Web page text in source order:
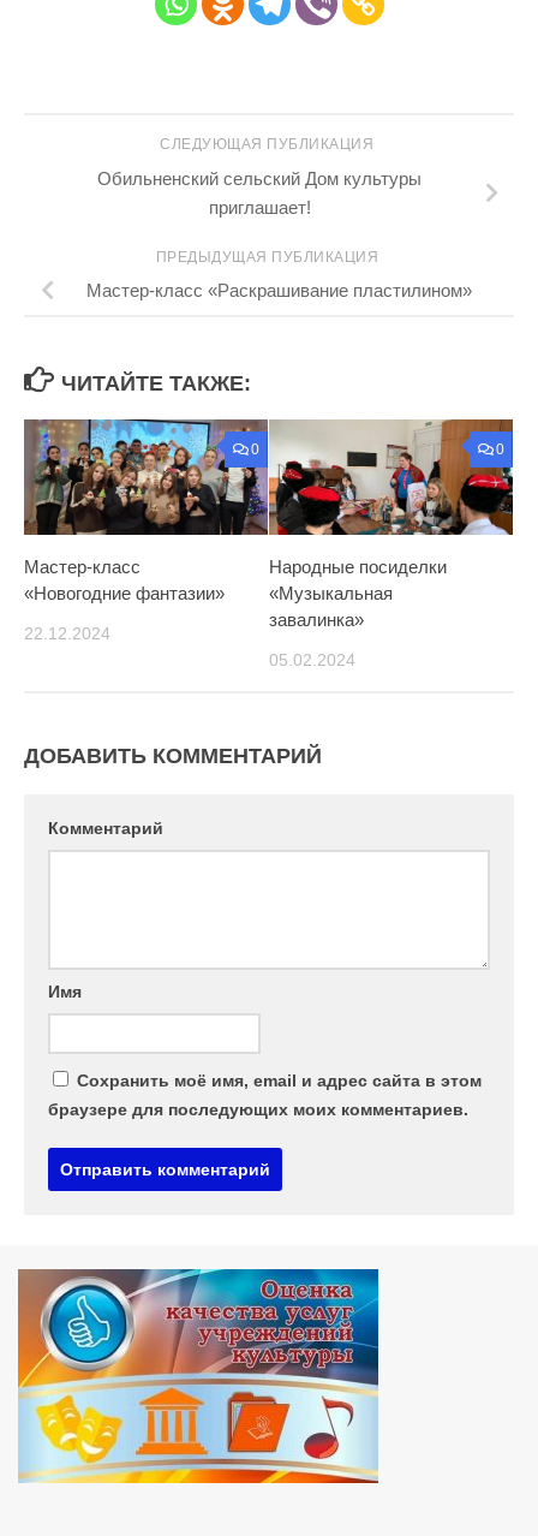
СЛЕДУЮЩАЯ ПУБЛИКАЦИЯ
Обильненский сельский Дом культуры
приглашает!
ПРЕДЫДУЩАЯ ПУБЛИКАЦИЯ
Мастер-класс «Раскрашивание пластилином»
ЧИТАЙТЕ ТАКЖЕ:
0
Мастер-класс
«Новогодние фантазии»
22.12.2024
0
Народные посиделки
«Музыкальная
завалинка»
05.02.2024
ДОБАВИТЬ КОММЕНТАРИЙ
Комментарий
Имя
Сохранить моё имя, email и адрес сайта в этом
браузере для последующих моих комментариев.